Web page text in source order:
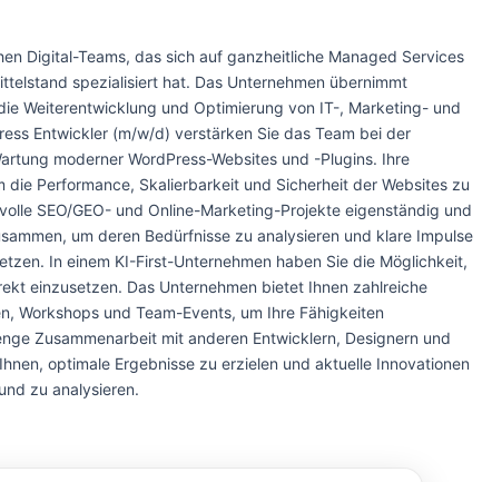
Digital-Teams, das sich auf ganzheitliche Managed Services
spezialisiert hat. Das Unternehmen übernimmt
Weiterentwicklung und Optimierung von IT-, Marketing- und
Entwickler (m/w/d) verstärken Sie das Team bei der
moderner WordPress-Websites und -Plugins. Ihre
Performance, Skalierbarkeit und Sicherheit der Websites zu
SEO/GEO- und Online-Marketing-Projekte eigenständig und
um deren Bedürfnisse zu analysieren und klare Impulse
In einem KI-First-Unternehmen haben Sie die Möglichkeit,
einzusetzen. Das Unternehmen bietet Ihnen zahlreiche
Workshops und Team-Events, um Ihre Fähigkeiten
Zusammenarbeit mit anderen Entwicklern, Designern und
optimale Ergebnisse zu erzielen und aktuelle Innovationen
zu analysieren.